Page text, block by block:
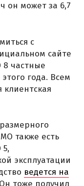
он может за 6,7
с
сайте
8 частные
года. Всем
клиентская
также есть
5,
эксплуатации
ведется на
тоже получил